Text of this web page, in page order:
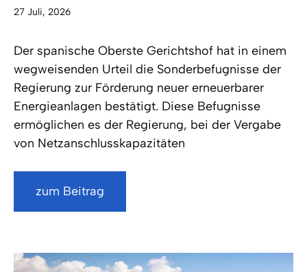
27 Juli, 2026
Der spanische Oberste Gerichtshof hat in einem
wegweisenden Urteil die Sonderbefugnisse der
Regierung zur Förderung neuer erneuerbarer
Energieanlagen bestätigt. Diese Befugnisse
ermöglichen es der Regierung, bei der Vergabe
von Netzanschlusskapazitäten
zum Beitrag